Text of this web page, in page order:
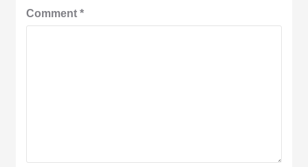
Comment*